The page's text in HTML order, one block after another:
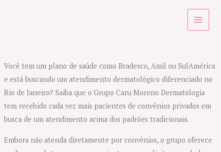
Você tem um plano de saúde como Bradesco, Amil ou SulAmérica
e está buscando um atendimento dermatológico diferenciado no
Rio de Janeiro? Saiba que o Grupo Caru Moreno Dermatologia
tem recebido cada vez mais pacientes de convênios privados em
busca de um atendimento acima dos padrões tradicionais.
Embora não atenda diretamente por convênios, o grupo oferece